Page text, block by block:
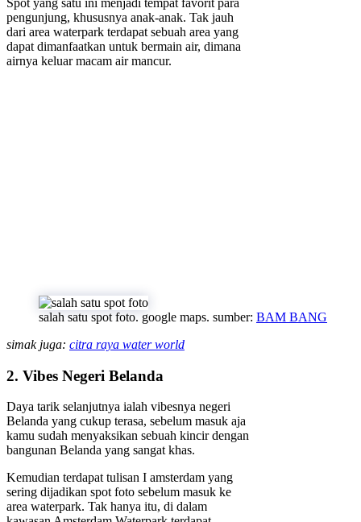
pengunjung, khususnya anak-anak. Tak jauh
dari area waterpark terdapat sebuah area yang
dapat dimanfaatkan untuk bermain air, dimana
airnya keluar macam air mancur.
salah satu spot foto. google maps. sumber: BAM BANG
simak juga: citra raya water world
2. Vibes Negeri Belanda
Daya tarik selanjutnya ialah vibesnya negeri
Belanda yang cukup terasa, sebelum masuk aja
kamu sudah menyaksikan sebuah kincir dengan
bangunan Belanda yang sangat khas.
Kemudian terdapat tulisan I amsterdam yang
sering dijadikan spot foto sebelum masuk ke
area waterpark. Tak hanya itu, di dalam